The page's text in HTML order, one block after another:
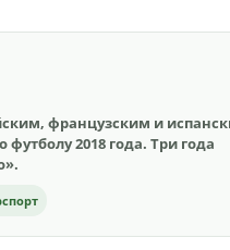
французским и
2018 года. Три года